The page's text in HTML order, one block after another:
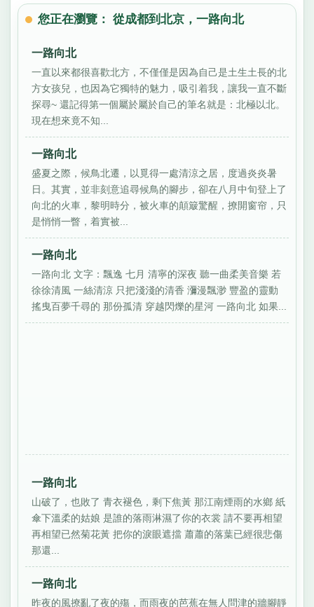
您正在瀏覽： 從成都到北京，一路向北
一路向北
一直以來都很喜歡北方，不僅僅是因為自己是土生土長的北
方女孩兒，也因為它獨特的魅力，吸引着我，讓我一直不斷
探尋~ 還記得第一個屬於屬於自己的筆名就是：北極以北。
現在想來竟不知...
一路向北
盛夏之際，候鳥北遷，以覓得一處清涼之居，度過炎炎暑
日。其實，並非刻意追尋候鳥的腳步，卻在八月中旬登上了
向北的火車，黎明時分，被火車的顛簸驚醒，撩開窗帘，只
是悄悄一瞥，着實被...
一路向北
一路向北 文字：飄逸 七月 清寧的深夜 聽一曲柔美音樂 若
徐徐清風 一絲清涼 只把淺淺的清香 瀰漫飄渺 豐盈的靈動
搖曳百夢千尋的 那份孤清 穿越閃爍的星河 一路向北 如果...
一路向北
山破了，也敗了 青衣褪色，剩下焦黃 那江南煙雨的水鄉 紙
傘下溫柔的姑娘 是誰的落雨淋濕了你的衣裳 請不要再相望
再相望已然菊花黃 把你的淚眼遮擋 蕭蕭的落葉已經很悲傷
那還...
一路向北
昨夜的風撩亂了夜的殤，而雨夜的芭蕉在無人問津的牆腳靜